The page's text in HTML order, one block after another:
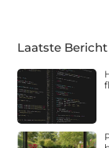
Laatste Bericht